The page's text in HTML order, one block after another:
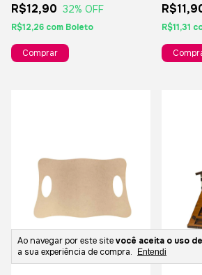
Ao navegar por este sitevocê aceita o uso
a sua experiência de compra.
Entendi
R$12,90 32% OFF
R$12,26 com Boleto
Comprar
R$11,31